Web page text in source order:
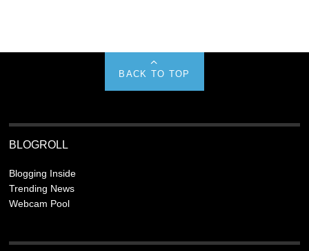
BACK TO TOP
BLOGROLL
Blogging Inside
Trending News
Webcam Pool